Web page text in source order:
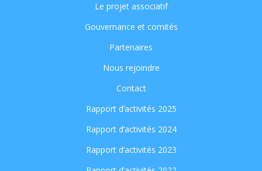
Le projet associatif
Gouvernance et comités
Partenaires
Nous rejoindre
Contact
Rapport d’activités 2025
Rapport d’activités 2024
Rapport d’activités 2023